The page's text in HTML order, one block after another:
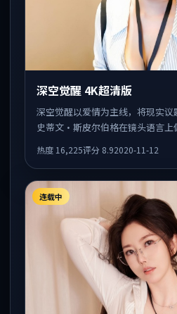
深空觉醒 4K超清版
深空觉醒以爱情为主线，将现实
史蒂文·斯皮尔伯格在镜头语言
热度 16,225评分 8.92020-11-12
连载中